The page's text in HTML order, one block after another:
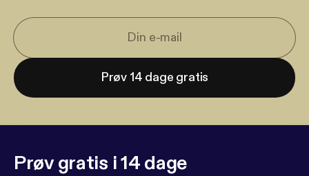
Prøv 14 dage gratis
Prøv gratis i 14 dage